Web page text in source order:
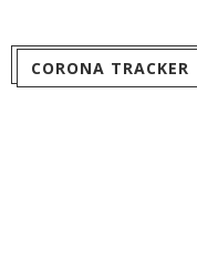
CORONA TRACKER